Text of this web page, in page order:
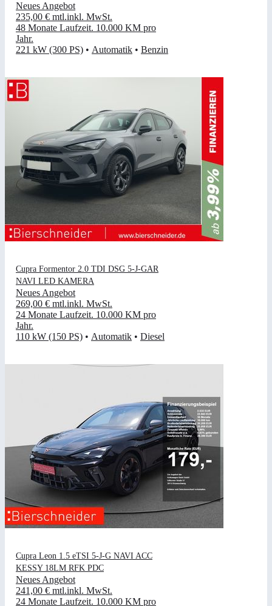
Neues Angebot
235,00 € mtl.inkl. MwSt.
48 Monate Laufzeit. 10.000 KM pro
Jahr.
221 kW (300 PS) • Automatik • Benzin
Cupra Formentor 2.0 TDI DSG 5-J-GAR
NAVI LED KAMERA
Neues Angebot
269,00 € mtl.inkl. MwSt.
24 Monate Laufzeit. 10.000 KM pro
Jahr.
110 kW (150 PS) • Automatik • Diesel
Cupra Leon 1.5 eTSI 5-J-G NAVI ACC
KESSY 18LM RFK PDC
Neues Angebot
241,00 € mtl.inkl. MwSt.
24 Monate Laufzeit. 10.000 KM pro